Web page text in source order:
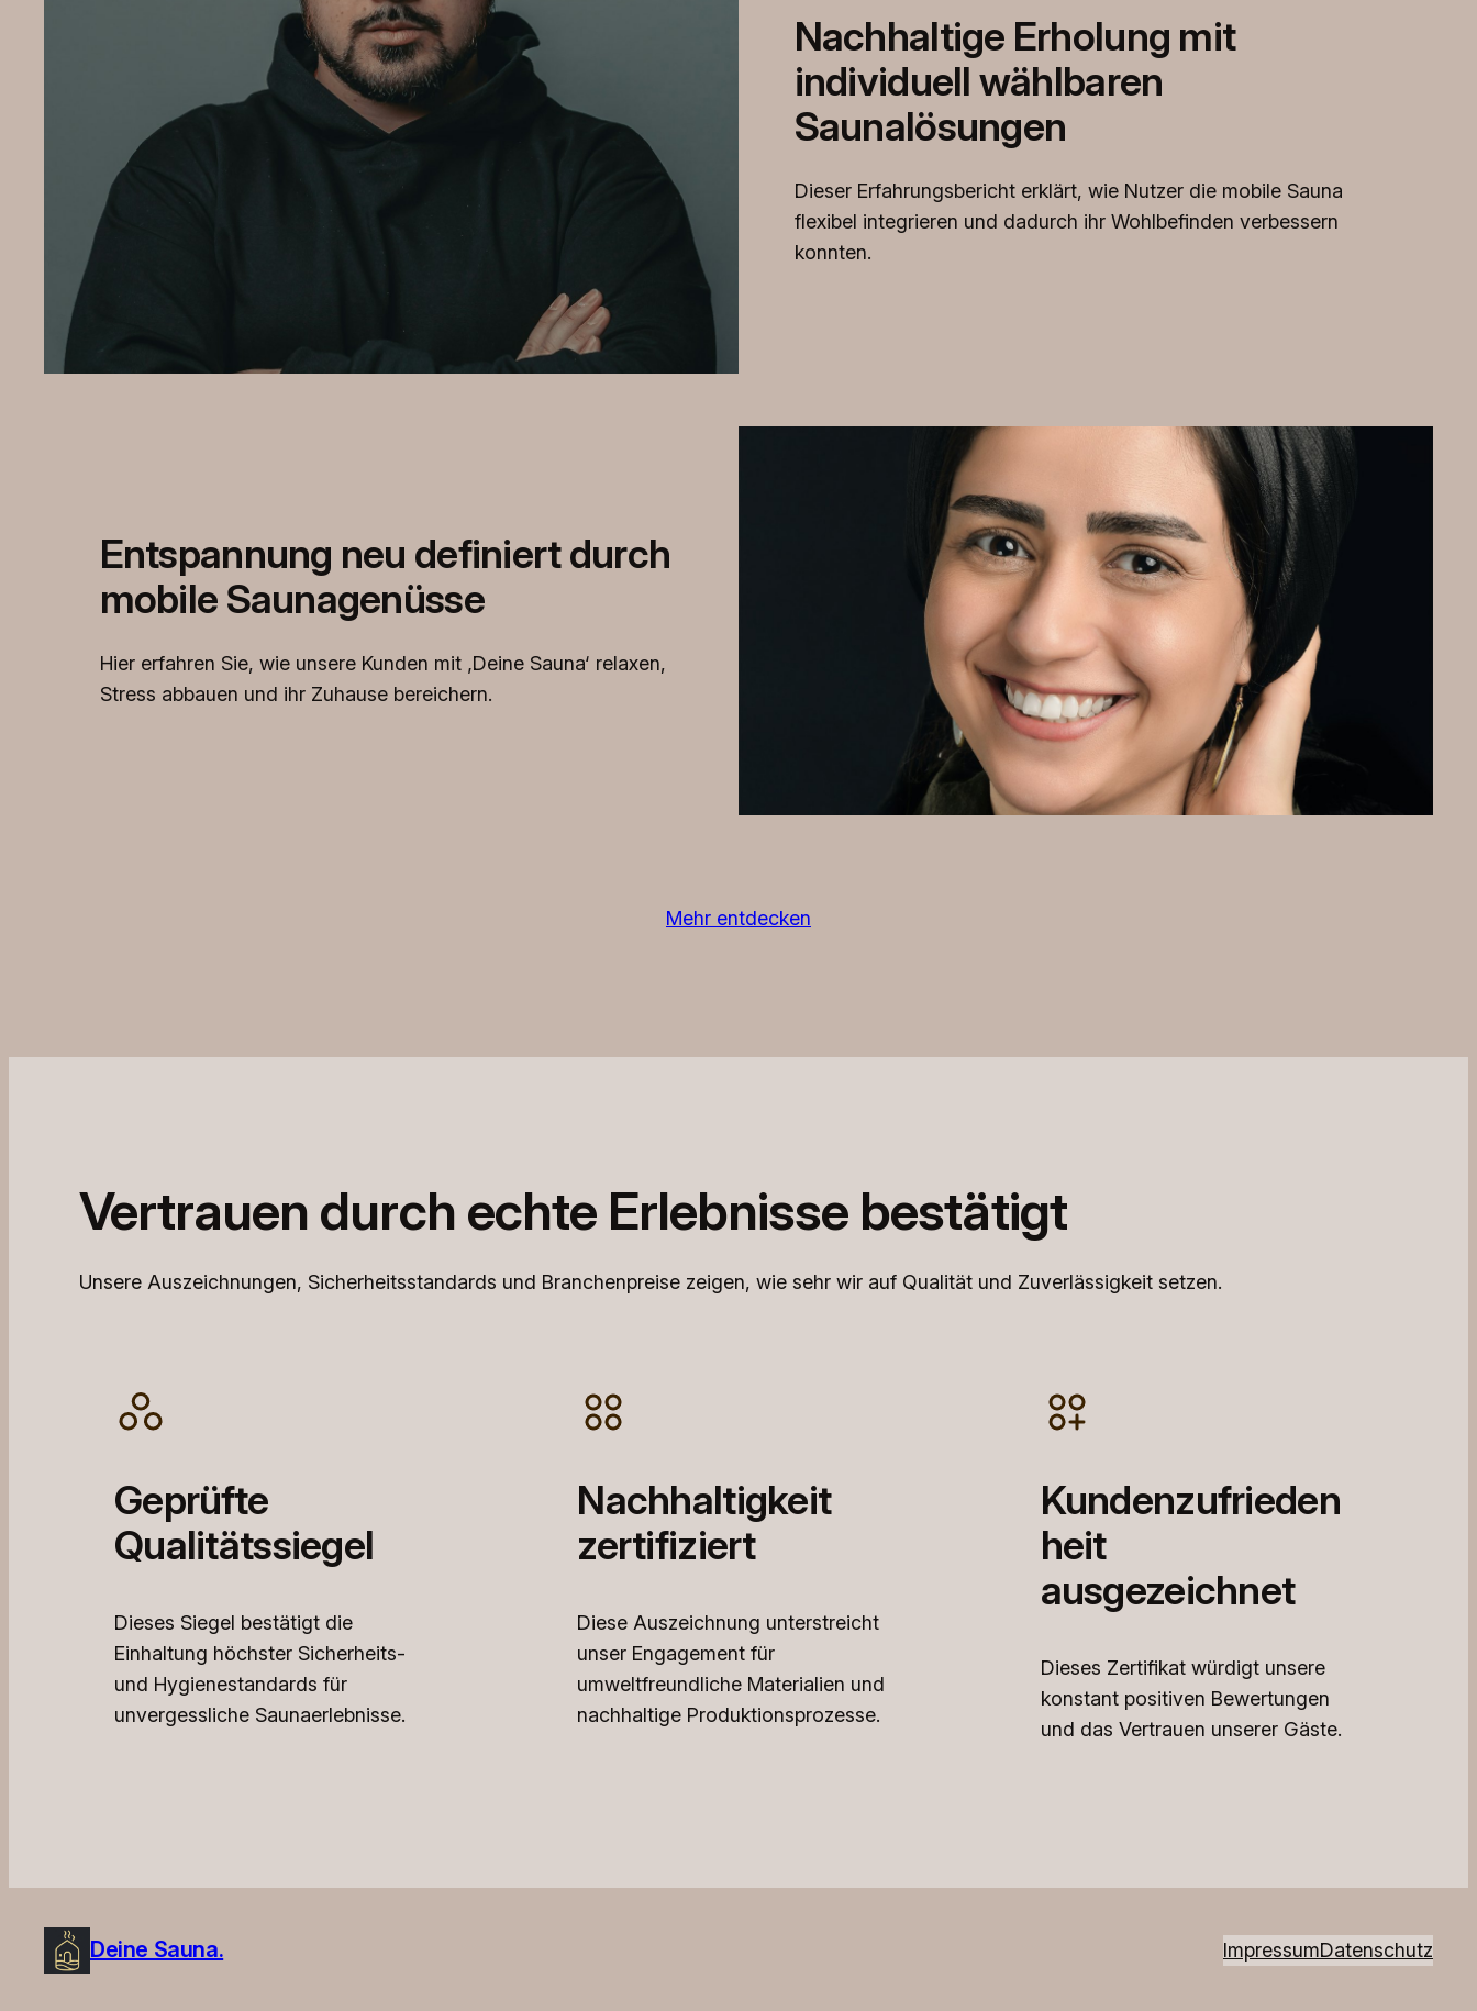
Nachhaltige Erholung mit
individuell wählbaren
Saunalösungen
Dieser Erfahrungsbericht erklärt, wie Nutzer die mobile Sauna
flexibel integrieren und dadurch ihr Wohlbefinden verbessern
konnten.
Entspannung neu definiert durch
mobile Saunagenüsse
Hier erfahren Sie, wie unsere Kunden mit ‚Deine Sauna‘ relaxen,
Stress abbauen und ihr Zuhause bereichern.
Mehr entdecken
Vertrauen durch echte Erlebnisse bestätigt
Unsere Auszeichnungen, Sicherheitsstandards und Branchenpreise zeigen, wie sehr wir auf Qualität und Zuverlässigkeit setzen.
Geprüfte
Qualitätssiegel
Dieses Siegel bestätigt die
Einhaltung höchster Sicherheits-
und Hygienestandards für
unvergessliche Saunaerlebnisse.
Nachhaltigkeit
zertifiziert
Diese Auszeichnung unterstreicht
unser Engagement für
umweltfreundliche Materialien und
nachhaltige Produktionsprozesse.
Kundenzufrieden
heit
ausgezeichnet
Dieses Zertifikat würdigt unsere
konstant positiven Bewertungen
und das Vertrauen unserer Gäste.
Deine Sauna. ImpressumDatenschutz